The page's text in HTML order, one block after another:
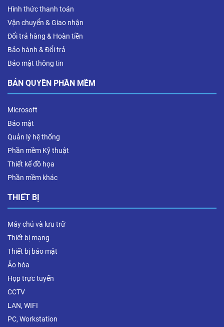
Hình thức thanh toán
Vận chuyển & Giao nhận
Đổi trả hàng & Hoàn tiền
Bảo hành & Đổi trả
Bảo mật thông tin
BẢN QUYỀN PHẦN MỀM
Microsoft
Bảo mật
Quản lý hệ thống
Phần mềm Kỹ thuật
Thiết kế đồ họa
Phần mềm khác
THIẾT BỊ
Máy chủ và lưu trữ
Thiết bị mạng
Thiết bị bảo mật
Ảo hóa
Họp trực tuyến
CCTV
LAN, WIFI
PC, Workstation